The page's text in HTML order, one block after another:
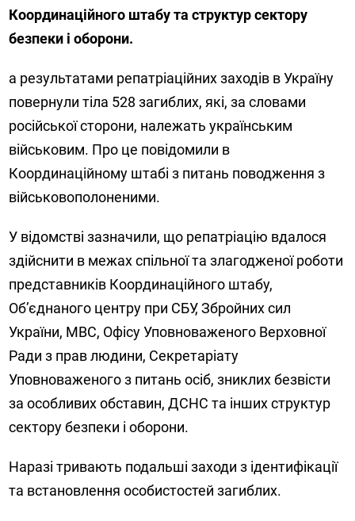
Координаційного штабу та структур сектору
безпеки і оборони.
а результатами репатріаційних заходів в Україну
повернули тіла 528 загиблих, які, за словами
російської сторони, належать українським
військовим. Про це повідомили в
Координаційному штабі з питань поводження з
військовополоненими.
У відомстві зазначили, що репатріацію вдалося
здійснити в межах спільної та злагодженої роботи
представників Координаційного штабу,
Об’єднаного центру при СБУ, Збройних сил
України, МВС, Офісу Уповноваженого Верховної
Ради з прав людини, Секретаріату
Уповноваженого з питань осіб, зниклих безвісти
за особливих обставин, ДСНС та інших структур
сектору безпеки і оборони.
Наразі тривають подальші заходи з ідентифікації
та встановлення особистостей загиблих.